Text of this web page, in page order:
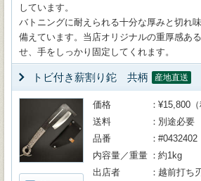
しています。
バトニングに耐えられる十分な厚みと切れ
備えています。当店オリジナルの重厚感あ
せ、手をしっかり固定してくれます。
トビ付き薪割り鉈 共柄 産地直送
価格
¥15,800（
送料
別途必要
品番
#0432402
内容量／重量
約1kg
出店者
越前打ち